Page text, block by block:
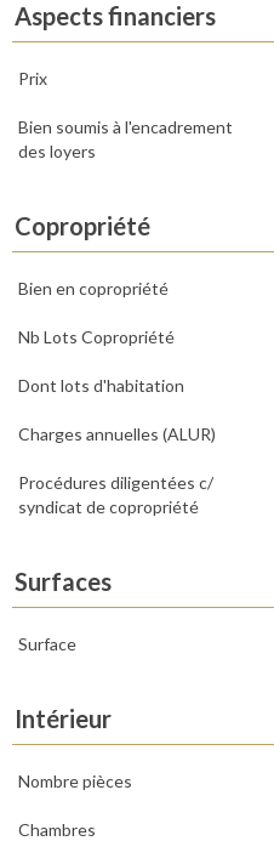
Aspects financiers
Prix
Bien soumis à l'encadrement
des loyers
Copropriété
Bien en copropriété
Nb Lots Copropriété
Dont lots d'habitation
Charges annuelles (ALUR)
Procédures diligentées c/
syndicat de copropriété
Surfaces
Surface
Intérieur
Nombre pièces
Chambres